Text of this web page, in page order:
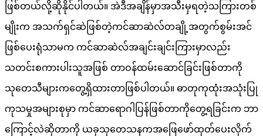
ဖြစ်တယ်လို့ဆိုနိုင်ပါတယ်။ အဲဒီအချိန်မှာအသီးမှရတဲ့သကြားတစ်
မျိုးက အသက်ရှင်ဆဲဖြစ်တဲ့ကင်ဆာဆဲလ်တချို့အတွက်စွမ်းအင်
ဖြစ်ပေးရုံသာမက ကင်ဆာဆဲလ်အချင်းချင်းကြားမှာလည်း
သတင်းစကားပါးသူအဖြစ် တာဝန်ထမ်းဆောင်ခြင်းဖြစ်တာကို
သုတေသီများကတွေ့ရှိထားတာဖြစ်ပါတယ်။ ဓာတုကုထုံးအသုံးပြု
ကုသမှုအများစုမှာ ကင်ဆာရောဂါပြန်ဖြစ်တာကိုတွေ့ရခြင်းက ဘာ
ကြောင့်လဲဆိုတာကို ယခုသုတေသနကအဖြေဖော်ထုတ်ပေးလိုက်